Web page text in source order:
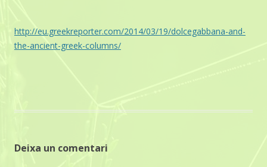
http://eu.greekreporter.com/2014/03/19/dolcegabbana-and-
the-ancient-greek-columns/
Deixa un comentari